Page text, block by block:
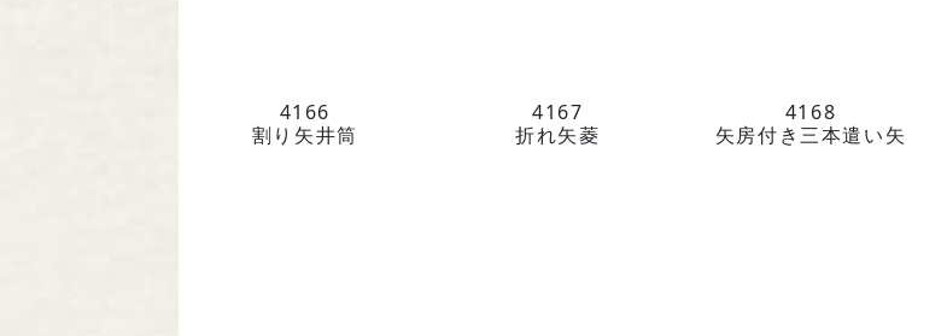
4166
割り矢井筒
4167
折れ矢菱
4168
矢房付き三本遣い矢